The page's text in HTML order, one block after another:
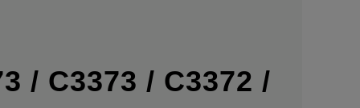
/ C3373 / C3372 /